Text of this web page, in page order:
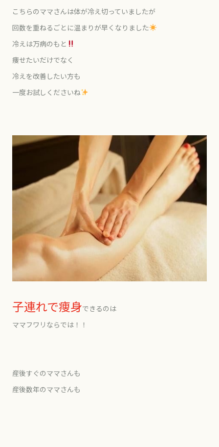
こちらのママさんは体が冷え切っていましたが
回数を重ねるごとに温まりが早くなりました
冷えは万病のもと
痩せたいだけでなく
冷えを改善したい方も
一度お試しくださいね
子連れで痩身できるのは
ママフワリならでは！！
産後すぐのママさんも
産後数年のママさんも